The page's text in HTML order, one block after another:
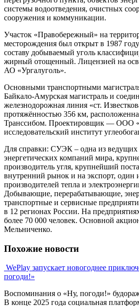
системы водоотведения, очистных
сооружения и коммуникации.
Участок «Правобережный» на
месторождения был открыт в 1987
составу добываемый уголь
жирный отощенный. Лицензией на
АО «Ургалуголь».
Основными транспортными
Байкало-Амурская магистраль и
железнодорожная линия «ст.
протяжённостью 356 км,
Транссибом. Проектировщик — ООО
исследовательский институт
Для справки: СУЭК – одна из
энергетических компаний мира,
производитель угля, крупнейший
внутренний рынок и на экспорт, один
производителей тепла и
Добывающие, перерабатывающие,
транспортные и сервисные
в 12 регионах России. На
более 70 000 человек. Основной
Мельниченко.
Похожие новости
WePlay запускает новогоднее
погоди!»
Воспоминания о «Ну, погоди!»
В конце 2025 года социальная